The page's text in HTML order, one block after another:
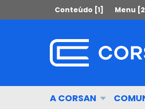
para
menu
para
Conteúdo [1] Menu
do
A CORSAN